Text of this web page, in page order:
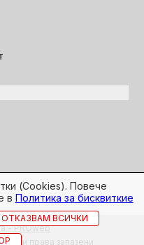
- PROweb
права запазени
(Cookies). Повече
в Политика за бисквиткие
ОТКАЗВАМ ВСИЧКИ